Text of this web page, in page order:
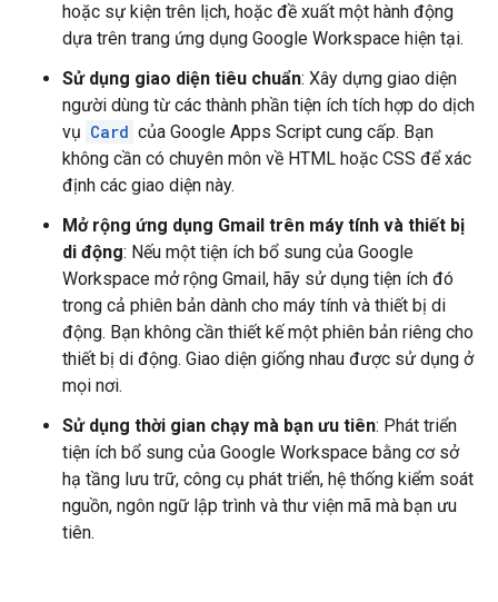
hoặc sự kiện trên lịch, hoặc đề xuất một hành động
dựa trên trang ứng dụng Google Workspace hiện tại.
Sử dụng giao diện tiêu chuẩn: Xây dựng giao diện
người dùng từ các thành phần tiện ích tích hợp do dịch
vụ Card của Google Apps Script cung cấp. Bạn
không cần có chuyên môn về HTML hoặc CSS để xác
định các giao diện này.
Mở rộng ứng dụng Gmail trên máy tính và thiết bị
di động: Nếu một tiện ích bổ sung của Google
Workspace mở rộng Gmail, hãy sử dụng tiện ích đó
trong cả phiên bản dành cho máy tính và thiết bị di
động. Bạn không cần thiết kế một phiên bản riêng cho
thiết bị di động. Giao diện giống nhau được sử dụng ở
mọi nơi.
Sử dụng thời gian chạy mà bạn ưu tiên: Phát triển
tiện ích bổ sung của Google Workspace bằng cơ sở
hạ tầng lưu trữ, công cụ phát triển, hệ thống kiểm soát
nguồn, ngôn ngữ lập trình và thư viện mã mà bạn ưu
tiên.